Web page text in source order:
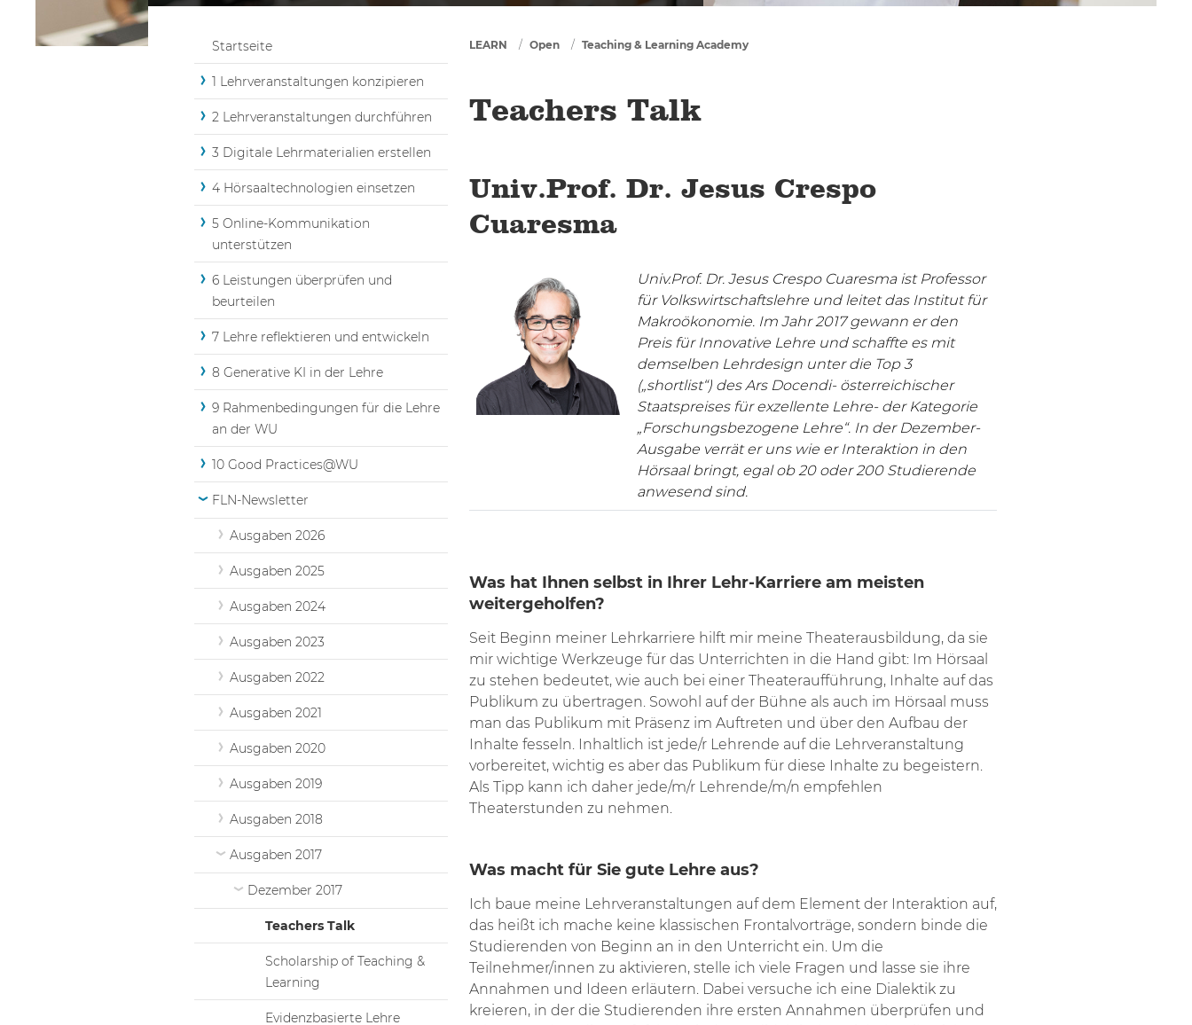
Startseite
1 Lehrveranstaltungen konzipieren
2 Lehrveranstaltungen durchführen
3 Digitale Lehrmaterialien erstellen
4 Hörsaaltechnologien einsetzen
5 Online-Kommunikation
unterstützen
6 Leistungen überprüfen und
beurteilen
7 Lehre reflektieren und entwickeln
8 Generative KI in der Lehre
9 Rahmenbedingungen für die Lehre
an der WU
10 Good Practices@WU
FLN-Newsletter
Ausgaben 2026
Ausgaben 2025
Ausgaben 2024
Ausgaben 2023
Ausgaben 2022
Ausgaben 2021
Ausgaben 2020
Ausgaben 2019
Ausgaben 2018
Ausgaben 2017
Dezember 2017
Teachers Talk
Scholarship of Teaching &
Learning
Evidenzbasierte Lehre
You are here
LEARN Open Teaching & Learning Academy
Teachers Talk
Univ.Prof. Dr. Jesus Crespo
Cuaresma
Univ.Prof. Dr. Jesus Crespo Cuaresma ist Professor
für Volkswirtschaftslehre und leitet das Institut für
Makroökonomie. Im Jahr 2017 gewann er den
Preis für Innovative Lehre und schaffte es mit
demselben Lehrdesign unter die Top 3
(„shortlist“) des Ars Docendi- österreichischer
Staatspreises für exzellente Lehre- der Kategorie
„Forschungsbezogene Lehre“. In der Dezember-
Ausgabe verrät er uns wie er Interaktion in den
Hörsaal bringt, egal ob 20 oder 200 Studierende
anwesend sind.
Was hat Ihnen selbst in Ihrer Lehr-Karriere am meisten
weitergeholfen?
Seit Beginn meiner Lehrkarriere hilft mir meine Theaterausbildung, da sie
mir wichtige Werkzeuge für das Unterrichten in die Hand gibt: Im Hörsaal
zu stehen bedeutet, wie auch bei einer Theateraufführung, Inhalte auf das
Publikum zu übertragen. Sowohl auf der Bühne als auch im Hörsaal muss
man das Publikum mit Präsenz im Auftreten und über den Aufbau der
Inhalte fesseln. Inhaltlich ist jede/r Lehrende auf die Lehrveranstaltung
vorbereitet, wichtig es aber das Publikum für diese Inhalte zu begeistern.
Als Tipp kann ich daher jede/m/r Lehrende/m/n empfehlen
Theaterstunden zu nehmen.
Was macht für Sie gute Lehre aus?
Ich baue meine Lehrveranstaltungen auf dem Element der Interaktion auf,
das heißt ich mache keine klassischen Frontalvorträge, sondern binde die
Studierenden von Beginn an in den Unterricht ein. Um die
Teilnehmer/innen zu aktivieren, stelle ich viele Fragen und lasse sie ihre
Annahmen und Ideen erläutern. Dabei versuche ich eine Dialektik zu
kreieren, in der die Studierenden ihre ersten Annahmen überprüfen und